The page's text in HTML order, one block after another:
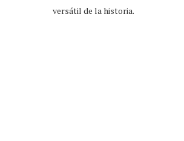
versátil de la historia.